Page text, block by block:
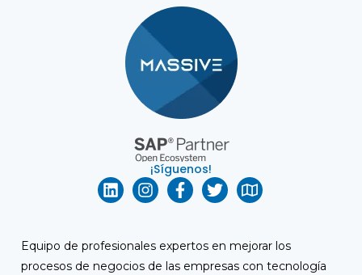
¡Síguenos!
Equipo de profesionales expertos en mejorar los
procesos de negocios de las empresas con tecnología